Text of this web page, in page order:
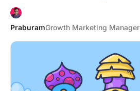
PraburamGrowth Marketing Manager